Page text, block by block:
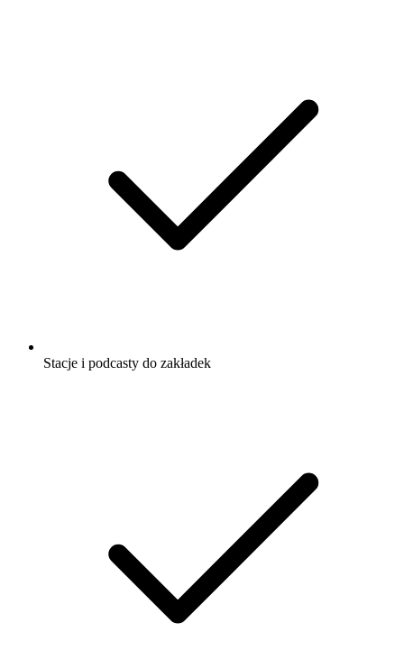
Stacje i podcasty do zakładek